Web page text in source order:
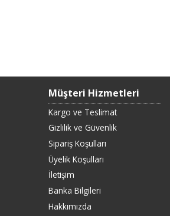
Müşteri Hizmetleri
Kargo ve Teslimat
Gizlilik ve Güvenlik
Sipariş Koşulları
Üyelik Koşulları
İletişim
Banka Bilgileri
Hakkımızda